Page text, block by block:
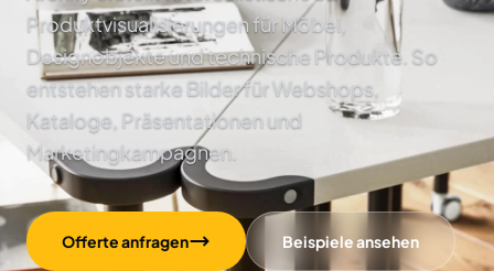
Produktvisualisierungen für Möbel,
Designobjekte und technische Produkte. So
entstehen starke Bilder für Webshops,
Kataloge, Präsentationen und
Marketingkampagnen.
Offerte anfragen Beispiele ansehen